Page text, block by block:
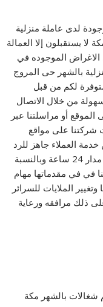
لدى عاملة منزلية
لا يستقبلون إلا العمالة
الاغراض الموجوده في
بالشهر حى المروج
لكم من قبل
من خلال الاتصال
أو مراسلتنا عبر
شركتنا على مواقع
العملاء جاهز للرد
على استفساراتكم طوال أيام الأسبوع وعلى مدار 24 ساعة وبالنسبة
في في مقدماتها مهام
الملايات للسرائر
ذلك مرافقه ورعاية
شغالات بالشهر مكة